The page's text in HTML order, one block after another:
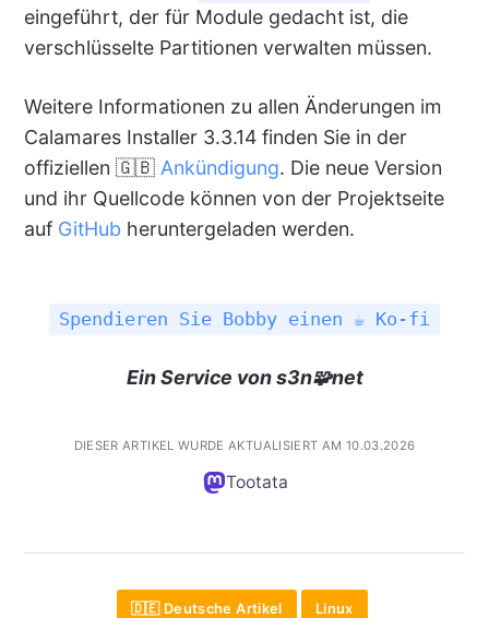
eingeführt, der für Module gedacht ist, die
verschlüsselte Partitionen verwalten müssen.
Weitere Informationen zu allen Änderungen im
Calamares Installer 3.3.14 finden Sie in der
offiziellen 🇬🇧 Ankündigung. Die neue Version
und ihr Quellcode können von der Projektseite
auf GitHub heruntergeladen werden.
Spendieren Sie Bobby einen ☕ Ko-fi
Ein Service von s3n🧩net
DIESER ARTIKEL WURDE AKTUALISIERT AM 10.03.2026
Tootata
🇩🇪 Deutsche Artikel Linux